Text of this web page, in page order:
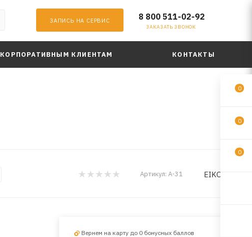
ЗАПИСЬ НА СЕРВИС 8 800 511-02-92
ЗАКАЗАТЬ ЗВОНОК
КОРПОРАТИВНЫМ КЛИЕНТАМ КОНТАКТЫ
Артикул: A-31 EIKOSHA
Вернем на карту до 0 бонусных баллов
0
0
0